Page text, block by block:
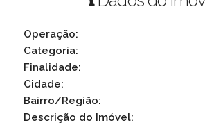
Operação:
Categoria:
Finalidade:
Cidade:
Bairro/Região:
Descrição do Imóvel: